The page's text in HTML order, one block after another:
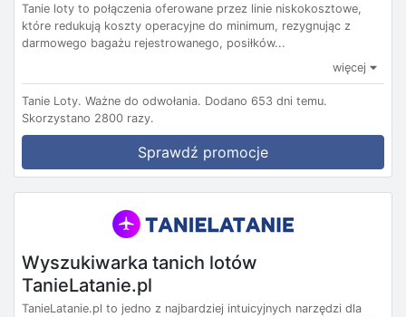
Tanie loty to połączenia oferowane przez linie niskokosztowe,
które redukują koszty operacyjne do minimum, rezygnując z
darmowego bagażu rejestrowanego, posiłków...
więcej
Tanie Loty. Ważne do odwołania. Dodano 653 dni temu.
Skorzystano 2800 razy.
Sprawdź promocje
Wyszukiwarka tanich lotów
TanieLatanie.pl
TanieLatanie.pl to jedno z najbardziej intuicyjnych narzędzi dla